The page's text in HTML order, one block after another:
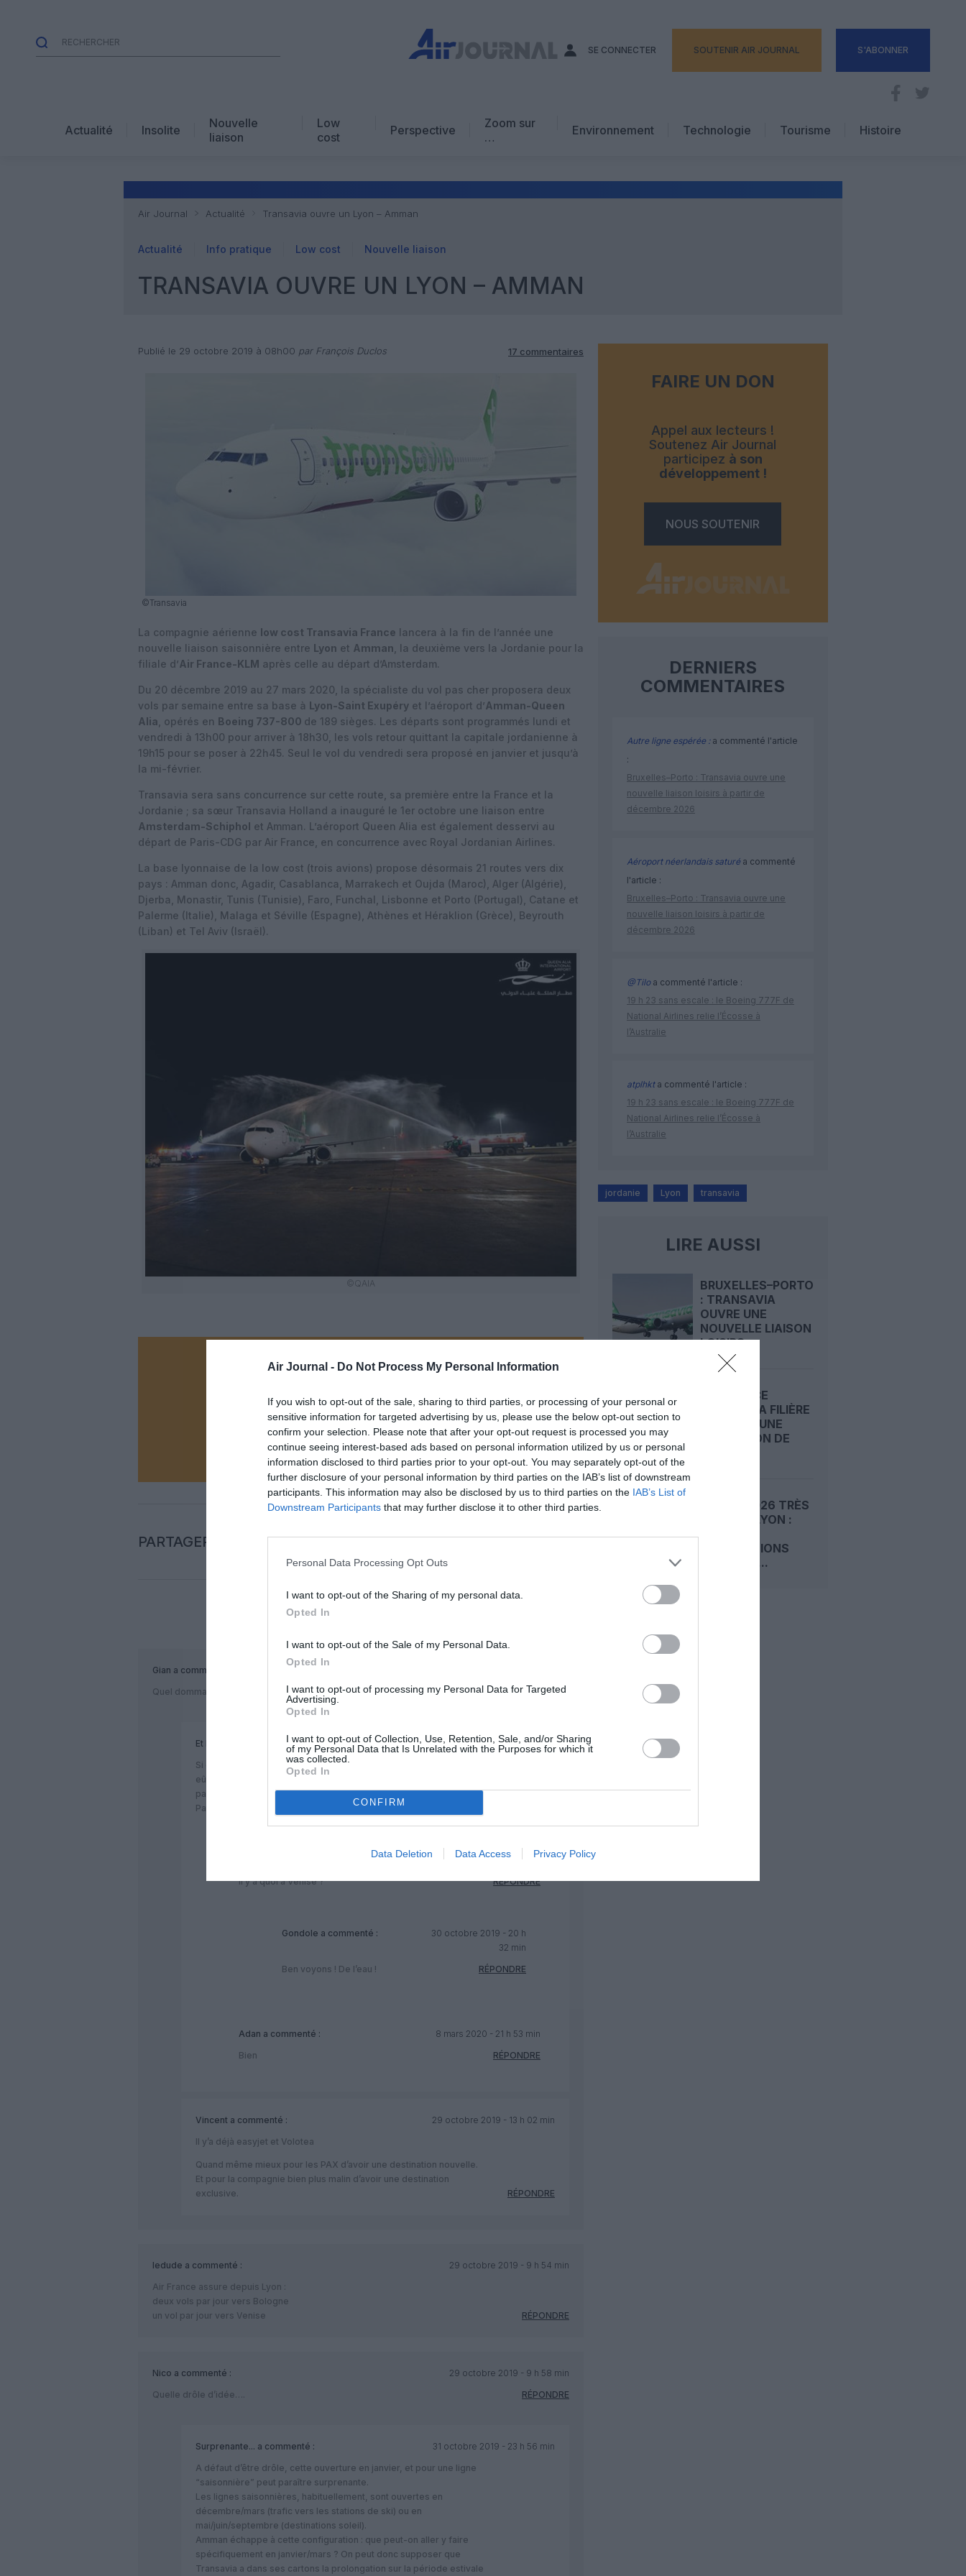
Air Journal - Do Not Process My Personal Information
If you wish to opt-out of the sale, sharing to third parties, or processing of your personal or
sensitive information for targeted advertising by us, please use the below opt-out section to
confirm your selection. Please note that after your opt-out request is processed you may
continue seeing interest-based ads based on personal information utilized by us or personal
information disclosed to third parties prior to your opt-out. You may separately opt-out of the
further disclosure of your personal information by third parties on the IAB’s list of downstream
participants. This information may also be disclosed by us to third parties on the IAB’s List of
Downstream Participants that may further disclose it to other third parties.
Personal Data Processing Opt Outs
I want to opt-out of the Sharing of my personal data.
Opted In
I want to opt-out of the Sale of my Personal Data.
Opted In
I want to opt-out of processing my Personal Data for Targeted
Advertising.
Opted In
I want to opt-out of Collection, Use, Retention, Sale, and/or Sharing
of my Personal Data that Is Unrelated with the Purposes for which it
was collected.
Opted In
CONFIRM
Data Deletion Data Access Privacy Policy
SE CONNECTER SOUTENIR AIR JOURNAL S'ABONNER
Actualité Insolite
Nouvelle
liaison
Low
cost
Perspective
Zoom sur
…
Environnement Technologie
Tourisme
Hôtellerie
Histoire
Air Journal Actualité Transavia ouvre un Lyon – Amman
Actualité Info pratique Low cost Nouvelle liaison
TRANSAVIA OUVRE UN LYON – AMMAN
Publié le 29 octobre 2019 à 08h00 par François Duclos 17 commentaires
©Transavia
La compagnie aérienne low cost Transavia France lancera à la fin de l’année une
nouvelle liaison saisonnière entre Lyon et Amman , la deuxième vers la Jordanie pour la
filiale d’Air France-KLM après celle au départ d’Amsterdam.
Du 20 décembre 2019 au 27 mars 2020, la spécialiste du vol pas cher proposera deux
vols par semaine entre sa base à Lyon-Saint Exupéry et l’aéroport d’Amman-Queen
Alia , opérés en Boeing 737-800 de 189 sièges. Les départs sont programmés lundi et
vendredi à 13h00 pour arriver à 18h30, les vols retour quittant la capitale jordanienne à
19h15 pour se poser à 22h45. Seul le vol du vendredi sera proposé en janvier et jusqu’à
la mi-février.
Transavia sera sans concurrence sur cette route, sa première entre la France et la
Jordanie ; sa sœur Transavia Holland a inauguré le 1er octobre une liaison entre
Amsterdam-Schiphol et Amman. L’aéroport Queen Alia est également desservi au
départ de Paris-CDG par Air France, en concurrence avec Royal Jordanian Airlines.
La base lyonnaise de la low cost (trois avions) propose désormais 21 routes vers dix
pays : Amman donc, Agadir, Casablanca, Marrakech et Oujda (Maroc), Alger (Algérie),
Djerba, Monastir, Tunis (Tunisie), Faro, Funchal, Lisbonne et Porto (Portugal), Catane et
Palerme (Italie), Malaga et Séville (Espagne), Athènes et Héraklion (Grèce), Beyrouth
(Liban) et Tel Aviv (Israël).
©QAIA
Vous avez apprécié l’article ?
NOUS SOUTENIR
PARTAGER L'ARTICLE
Facebook
Twitter
Gian a commenté :
Quel dommage qu’il n’y ait pas de vols vers Bologne et Venice!
RÉPONDRE
Et bien sûr... a commenté :
29 octobre 2019 - 9 h 20 min
Si des vols vers Bologne et Venise avaient été annoncés, nous
eûmes eu droit de la part de Gian à un ” quel dommage qu’il n’y ait
pas de vol vers Amman et Tombouctou!”
Pathétique!
29 octobre 2019 - 10 h 47 min
Il y a quoi à Venise ?
RÉPONDRE
Gondole a commenté :
30 octobre 2019 - 20 h
32 min
Ben voyons ! De l’eau !
RÉPONDRE
Adan a commenté :
8 mars 2020 - 21 h 53 min
Bien
RÉPONDRE
Vincent a commenté :
29 octobre 2019 - 13 h 02 min
Il y’a déjà easyjet et Volotea
Quand même mieux pour les PAX d’avoir une destination nouvelle.
Et pour la compagnie bien plus malin d’avoir une destination
exclusive.
RÉPONDRE
ledude a commenté :
29 octobre 2019 - 9 h 54 min
Air France assure depuis Lyon :
deux vols par jour vers Bologne
un vol par jour vers Venise
RÉPONDRE
Nico a commenté :
29 octobre 2019 - 9 h 58 min
Quelle drôle d’idée….
RÉPONDRE
Surprenante... a commenté :
31 octobre 2019 - 23 h 56 min
A défaut d’être drôle, cette ouverture en janvier, et pour une ligne
“saisonnière” peut paraître surprenante.
Les lignes saisonnières, habituellement, sont ouvertes en
décembre/mars (trafic vers les stations de ski) ou en
mai/juin/septembre (destinations soleil).
Amman échappe à cette configuration : que peut-on aller y faire
spécifiquement en janvier/mars ? On peut donc supposer que
Transavia a dans ses cartons la prolongation sur la période estivale
FAIRE UN DON
Appel aux lecteurs !
Soutenez Air Journal
participez à son
développement !
NOUS SOUTENIR
DERNIERS
COMMENTAIRES
Autre ligne espérée :a commenté l'article
:
Bruxelles–Porto : Transavia ouvre une
nouvelle liaison loisirs à partir de
décembre 2026
Aéroport néerlandais saturéa commenté
l'article :
Bruxelles–Porto : Transavia ouvre une
nouvelle liaison loisirs à partir de
décembre 2026
@Tiloa commenté l'article :
19 h 23 sans escale : le Boeing 777F de
National Airlines relie l’Écosse à
l’Australie
atplhkta commenté l'article :
19 h 23 sans escale : le Boeing 777F de
National Airlines relie l’Écosse à
l’Australie
jordanie Lyon transavia
LIRE AUSSI
BRUXELLES–PORTO
: TRANSAVIA
OUVRE UNE
NOUVELLE LIAISON
LOISIRS...
AIR FRANCE
ROUVRE SA FILIÈRE
CADETS : UNE
FORMATION DE
UN ÉTÉ 2026 TRÈS
DENSE À LYON :
DESTINATIONS
INÉDITES,...